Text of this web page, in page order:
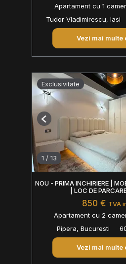
Apartament cu 1
Tudor Vladimirescu, Iasi
Vezi mai multe
Exclusivitate
1 / 13
Previous
NOU - PRIMA INCHIRIERE |
| LOC DE
850 € TVA
Apartament cu 2
Pipera, Bucuresti
Vezi mai multe